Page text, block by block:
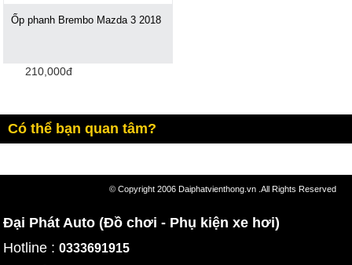
Ốp phanh Brembo Mazda 3 2018
210,000đ
Có thể bạn quan tâm?
© Copyright 2006 Daiphatvienthong.vn .All Rights Reserved
Đại Phát Auto (Đồ chơi - Phụ kiện xe hơi)
Hotline :0333691915